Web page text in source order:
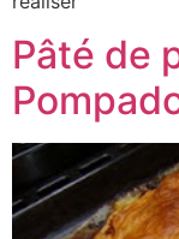
Pâté de